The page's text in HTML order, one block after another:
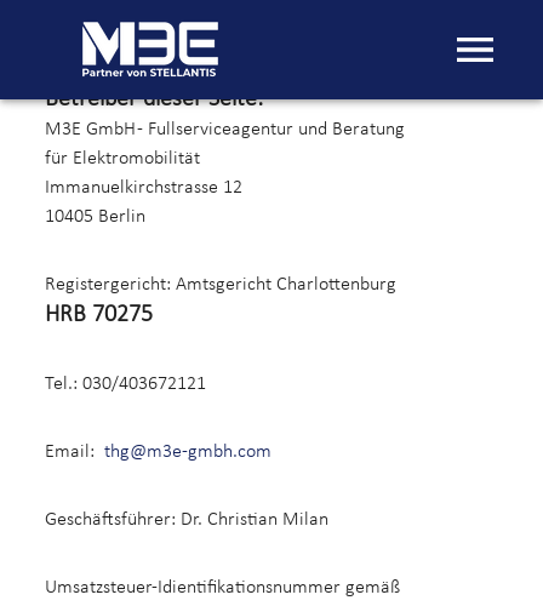
IMPRESSUM
Betreiber dieser Seite:
M3E GmbH - Fullserviceagentur und Beratung
für Elektromobilität
Immanuelkirchstrasse 12
10405 Berlin
Registergericht: Amtsgericht Charlottenburg
HRB 70275
Tel.: 030/403672121
Email: thg@m3e-gmbh.com
Geschäftsführer: Dr. Christian Milan
Umsatzsteuer-Idientifikationsnummer gemäß